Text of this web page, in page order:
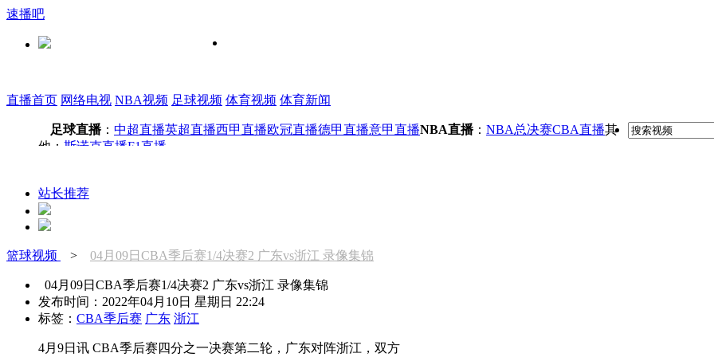
速播吧
直播首页 网络电视 NBA视频 足球视频 体育视频 体育新闻
足球直播： 中超直播英超直播西甲直播欧冠直播德甲直播意甲直播NBA直播： NBA总决赛CBA直播其
他： 斯诺克直播F1直播
站长推荐
篮球视频 > 04月09日CBA季后赛1/4决赛2 广东vs浙江 录像集锦
04月09日CBA季后赛1/4决赛2 广东vs浙江 录像集锦
发布时间：2022年04月10日 星期日 22:24
标签： CBA季后赛 广东 浙江
4月9日讯 CBA季后赛四分之一决赛第二轮，广东对阵浙江，双方